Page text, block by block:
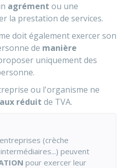
agrément ou une
la prestation de services.
doit également exercer son
de manière
uniquement des
ou l'organisme ne
réduit de TVA.
(crèche
peuvent
pour exercer leur